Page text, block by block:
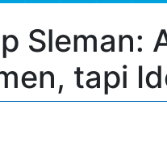
Sleman:
tapi